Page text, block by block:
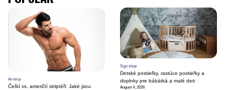
Airstrip
Čeští vs. američtí striptéři: Jaké jsou
Sign shop
Detské postieľky, rastúce postieľky a
doplnky pre bábätká a malé deti
August 4, 2026